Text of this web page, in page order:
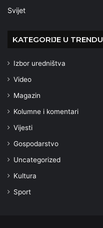
Svijet
KATEGORIJE U TRENDU
Izbor uredništva
Video
Magazin
Kolumne i komentari
Vijesti
Gospodarstvo
Uncategorized
Kultura
Sport